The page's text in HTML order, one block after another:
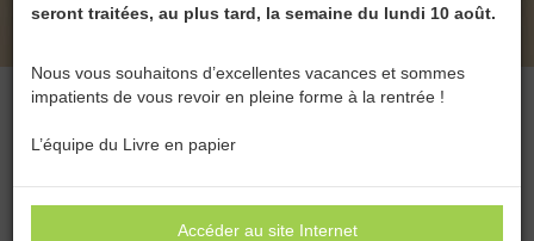
seront traitées, au plus tard, la semaine du lundi 10 août.
Nous vous souhaitons d’excellentes vacances et sommes
impatients de vous revoir en pleine forme à la rentrée !
L’équipe du Livre en papier
Accéder au site Internet
LE LIVRE EN PAPIER • CATALOGUE
Toutes les catégories
TOUTES LES CATÉGORIES :